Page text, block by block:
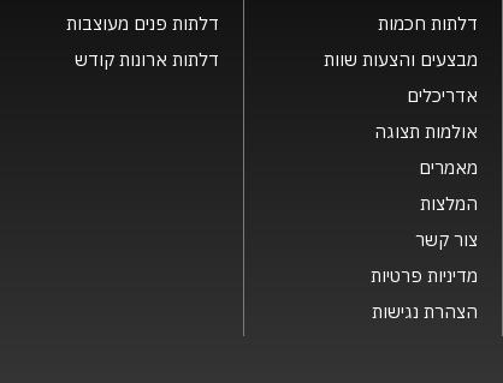
דלתות חכמות
מבצעים והצעות שוות
אדריכלים
אולמות תצוגה
מאמרים
המלצות
צור קשר
מדיניות פרטיות
הצהרת נגישות
דלתות פנים מעוצבות
דלתות ארונות קודש